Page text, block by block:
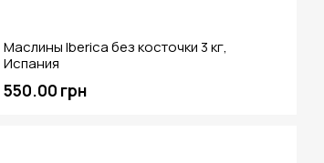
Маслины Iberica без косточки 3 кг,
Испания
550.00 грн